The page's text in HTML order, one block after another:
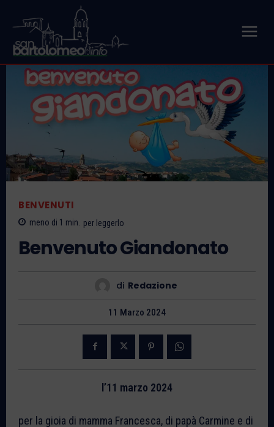
BENVENUTI
meno di 1 min. per leggerlo
Benvenuto Giandonato
di Redazione
11 Marzo 2024
l’11 marzo 2024
per la gioia di mamma Francesca, di papà Carmine e di